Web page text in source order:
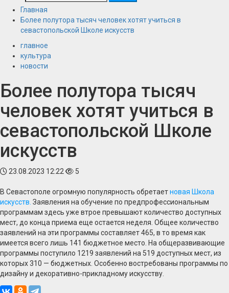
Главная
Более полутора тысяч человек хотят учиться в
севастопольской Школе искусств
главное
культура
новости
Более полутора тысяч
человек хотят учиться в
севастопольской Школе
искусств
23.08.2023 12:22 5
В Севастополе огромную популярность обретаетновая Школа
искусств. Заявления на обучение по предпрофессиональным
программам здесь уже втрое превышают количество доступных
мест, до конца приема еще остается неделя. Общее количество
заявлений на эти программы составляет 465, в то время как
имеется всего лишь 141 бюджетное место. На общеразвивающие
программы поступило 1219 заявлений на 519 доступных мест, из
которых 310 — бюджетных. Особенно востребованы программы по
дизайну и декоративно-прикладному искусству.